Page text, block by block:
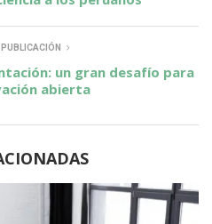
un gran desafío para
abierta